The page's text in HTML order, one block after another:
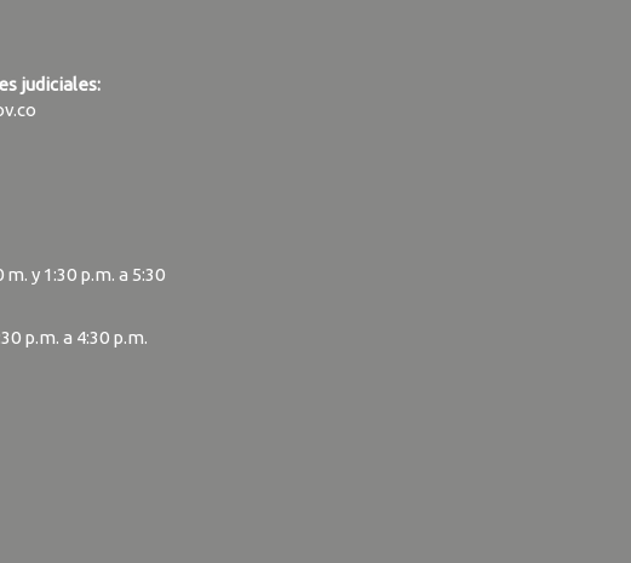
judiciales:
m. y 1:30 p.m. a 5:30
p.m. a 4:30 p.m.